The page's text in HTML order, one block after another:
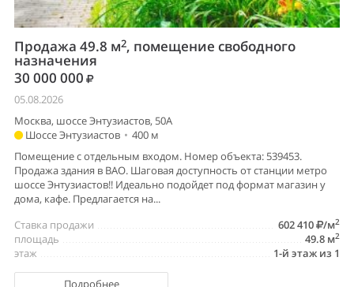
Продажа 49.8 м2, помещение свободного
назначения
30 000 000
05.08.2026
Москва, шоссе Энтузиастов, 50А
Шоссе Энтузиастов • 400 м
Помещение с отдельным входом. Номер объекта: 539453.
Продажа здания в ВАО. Шаговая доступность от станции метро
шоссе Энтузиастов!! Идеально подойдет под формат магазин у
дома, кафе. Предлагается на...
602 410
/м2
Ставка продажи
49.8 м2
площадь
1-й этаж из 1
этаж
Подробнее